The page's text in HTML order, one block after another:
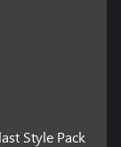
Style Pack